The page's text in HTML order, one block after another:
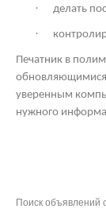
· делать
·
Печатник в
уверенным
нужного
Поиск объявлений